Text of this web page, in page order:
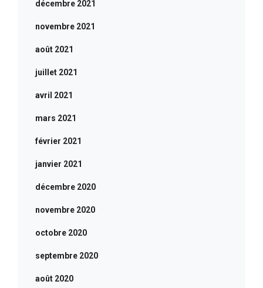
décembre 2021
novembre 2021
août 2021
juillet 2021
avril 2021
mars 2021
février 2021
janvier 2021
décembre 2020
novembre 2020
octobre 2020
septembre 2020
août 2020